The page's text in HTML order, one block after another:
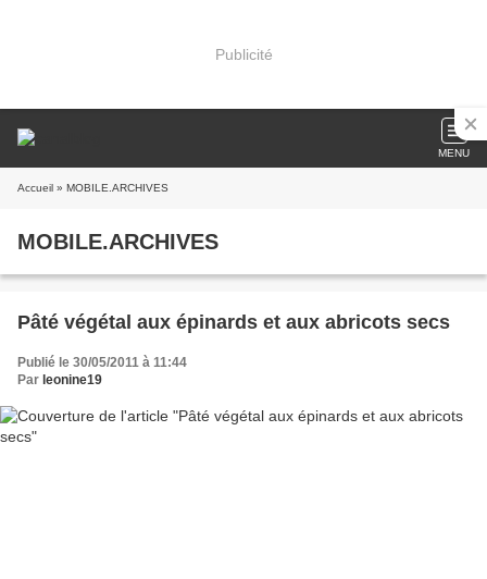
Publicité
MENU
Accueil » MOBILE.ARCHIVES
MOBILE.ARCHIVES
Pâté végétal aux épinards et aux abricots secs
Publié le 30/05/2011 à 11:44
Par leonine19